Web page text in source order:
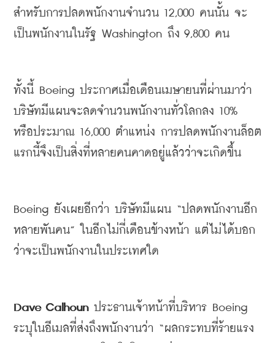
สำหรับการปลดพนักงานจำนวน 12,000 คนนั้น จะ
เป็นพนักงานในรัฐ Washington ถึง 9,800 คน
ทั้งนี้ Boeing ประกาศเมื่อเดือนเมษายนที่ผ่านมาว่า
บริษัทมีแผนจะลดจำนวนพนักงานทั่วโลกลง
หรือประมาณ 16,000 ตำแหน่ง การปลดพนักงานล็อต
แรกนี้จึงเป็นสิ่งที่หลายคนคาดอยู่แล้วว่าจะเกิดขึ้น
Boeing ยังเผยอีกว่า บริษัทมีแผน “ปลดพนักงานอีก
หลายพันคน” ในอีกไม่กี่เดือนข้างหน้า แต่ไม่ได้บอก
ว่าจะเป็นพนักงานในประเทศใด
Dave Calhoun ประธานเจ้าหน้าที่บริหาร
ระบุในอีเมลที่ส่งถึงพนักงานว่า “ผลกระทบที่ร้ายแรง